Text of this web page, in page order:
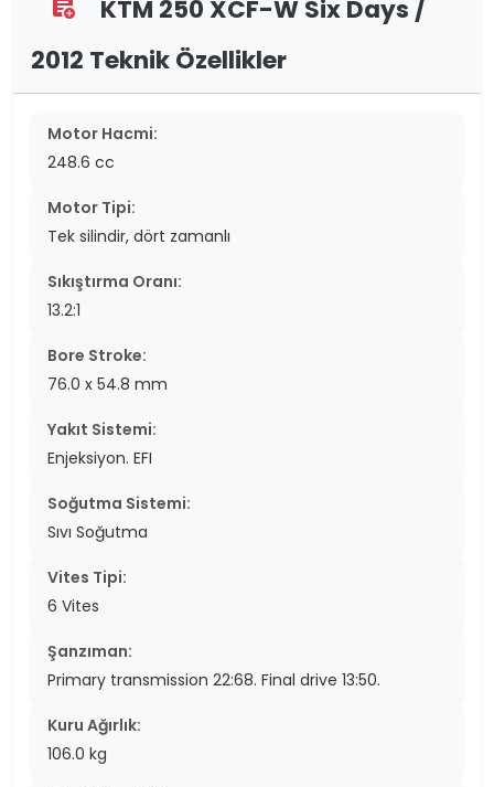
assignment_add
KTM 250 XCF-W Six Days /
2012 Teknik Özellikler
Motor Hacmi:
248.6 cc
Motor Tipi:
Tek silindir, dört zamanlı
Sıkıştırma Oranı:
13.2:1
Bore Stroke:
76.0 x 54.8 mm
Yakıt Sistemi:
Enjeksiyon. EFI
Soğutma Sistemi:
Sıvı Soğutma
Vites Tipi:
6 Vites
Şanzıman:
Primary transmission 22:68. Final drive 13:50.
Kuru Ağırlık:
106.0 kg